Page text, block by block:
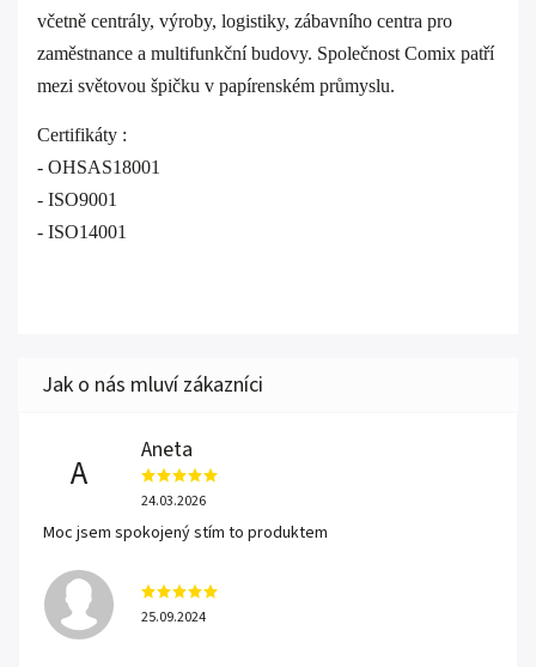
včetně centrály, výroby, logistiky, zábavního centra pro
zaměstnance a multifunkční budovy. Společnost Comix patří
mezi světovou špičku v papírenském průmyslu.
Certifikáty :
- OHSAS18001
- ISO9001
- ISO14001
A
Aneta
24.03.2026
Moc jsem spokojený stím to produktem
25.09.2024